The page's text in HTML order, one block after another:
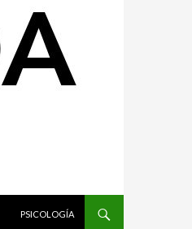
PSICOLOGÍA